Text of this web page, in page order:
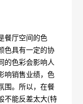
厅空间的色
色具有一定的协
的色彩会影响人
响销售业绩，色
围。所以，在餐
不能反差太大(特